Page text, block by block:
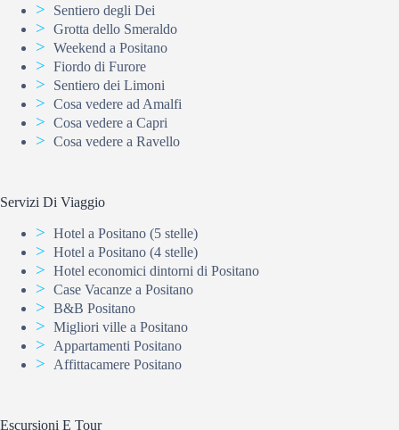
Sentiero degli Dei
Grotta dello Smeraldo
Weekend a Positano
Fiordo di Furore
Sentiero dei Limoni
Cosa vedere ad Amalfi
Cosa vedere a Capri
Cosa vedere a Ravello
Servizi Di Viaggio
Hotel a Positano (5 stelle)
Hotel a Positano (4 stelle)
Hotel economici dintorni di Positano
Case Vacanze a Positano
B&B Positano
Migliori ville a Positano
Appartamenti Positano
Affittacamere Positano
Escursioni E Tour